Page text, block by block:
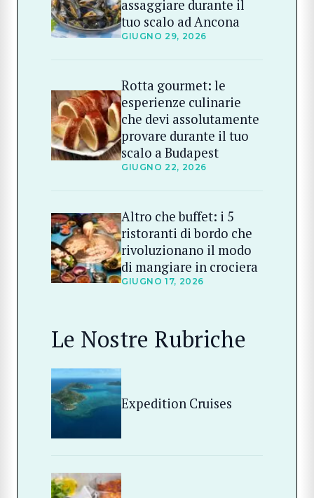
assaggiare durante il
tuo scalo ad Ancona
GIUGNO 29, 2026
Rotta gourmet: le
esperienze culinarie
che devi assolutamente
provare durante il tuo
scalo a Budapest
GIUGNO 22, 2026
Altro che buffet: i 5
ristoranti di bordo che
rivoluzionano il modo
di mangiare in crociera
GIUGNO 17, 2026
Le Nostre Rubriche
Expedition Cruises